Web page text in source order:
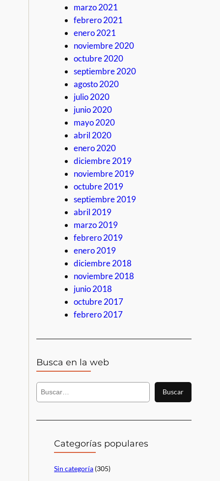
marzo 2021
febrero 2021
enero 2021
noviembre 2020
octubre 2020
septiembre 2020
agosto 2020
julio 2020
junio 2020
mayo 2020
abril 2020
enero 2020
diciembre 2019
noviembre 2019
octubre 2019
septiembre 2019
abril 2019
marzo 2019
febrero 2019
enero 2019
diciembre 2018
noviembre 2018
junio 2018
octubre 2017
febrero 2017
Busca en la web
B
c
Buscar
Categorías populares
Sin categoría (305)